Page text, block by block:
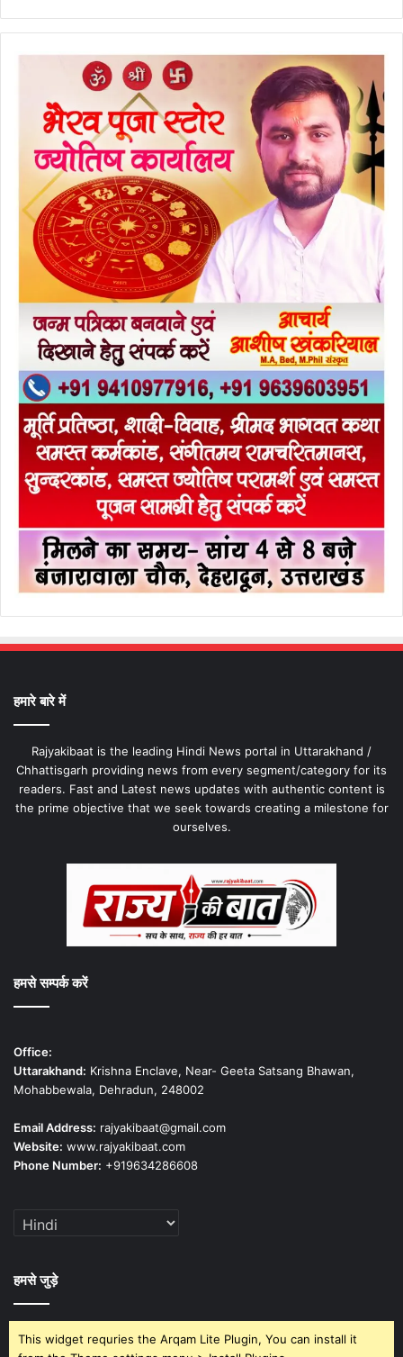
हमारे बारे में
Rajyakibaat is the leading Hindi News portal in Uttarakhand /
Chhattisgarh providing news from every segment/category for its
readers. Fast and Latest news updates with authentic content is
the prime objective that we seek towards creating a milestone for
ourselves.
हमसे सम्पर्क करें
Office:
Uttarakhand: Krishna Enclave, Near- Geeta Satsang Bhawan,
Mohabbewala, Dehradun, 248002
Email Address: rajyakibaat@gmail.com
Website: www.rajyakibaat.com
Phone Number: +919634286608
हमसे जुड़े
This widget requries the Arqam Lite Plugin, You can install it